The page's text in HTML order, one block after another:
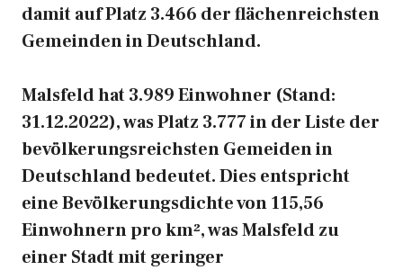
damit auf Platz 3.466 der flächenreichsten
Gemeinden in Deutschland.
Malsfeld hat 3.989 Einwohner (Stand:
31.12.2022), was Platz 3.777 in der Liste der
bevölkerungsreichsten Gemeiden in
Deutschland bedeutet. Dies entspricht
eine Bevölkerungsdichte von 115,56
Einwohnern pro km², was Malsfeld zu
einer Stadt mit geringer